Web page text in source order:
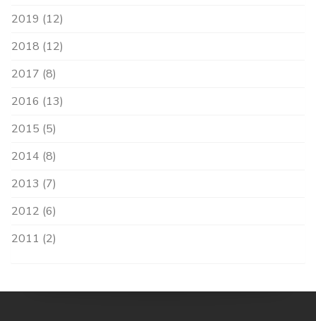
2019 (12)
2018 (12)
2017 (8)
2016 (13)
2015 (5)
2014 (8)
2013 (7)
2012 (6)
2011 (2)